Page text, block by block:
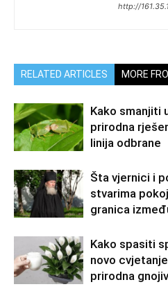
http://
RELATED ARTICLES MORE
Kako smanjiti
prirodna
linija odbrane
Šta vjernici i
stvarima
granica
Kako spasiti
novo
prirodna